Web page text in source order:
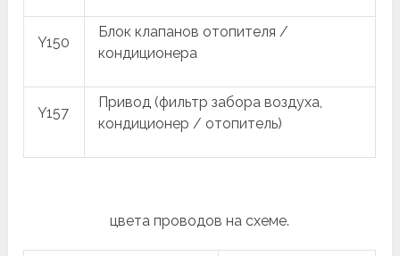
Y150
Блок клапанов отопителя /
кондиционера
Y157
Привод (фильтр забора воздуха,
кондиционер / отопитель)
цвета проводов на схеме.